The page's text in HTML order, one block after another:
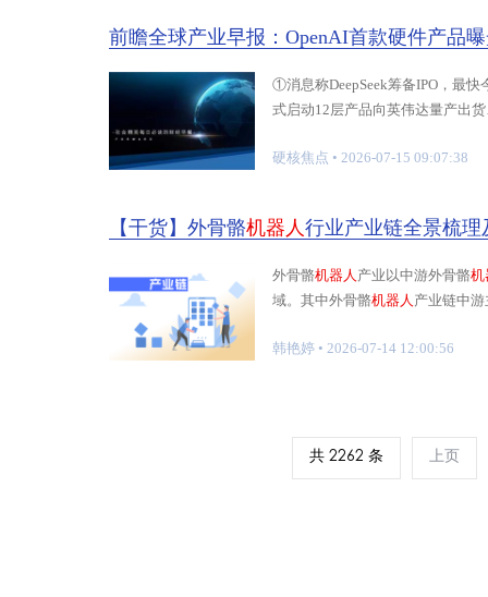
前瞻全球产业早报：OpenAI首款硬件产品
①消息称DeepSeek筹备IPO，最
式启动12层产品向英伟达量产出
硬核焦点 • 2026-07-15 09:07:38
【干货】外骨骼机器人行业产业链全景梳
外骨骼机器人 产业以中游外骨骼机
域。其中外骨骼机器人 产业链中
韩艳婷 • 2026-07-14 12:00:56
共 2262 条 上页